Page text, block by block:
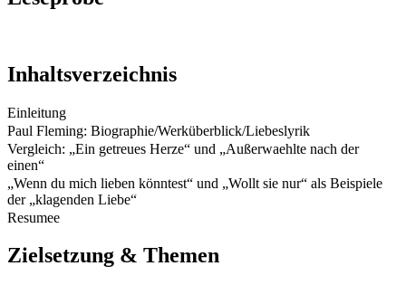
Inhaltsverzeichnis
Einleitung
Paul Fleming: Biographie/Werküberblick/Liebeslyrik
Vergleich: „Ein getreues Herze“ und „Außerwaehlte nach der
einen“
„Wenn du mich lieben könntest“ und „Wollt sie nur“ als Beispiele
der „klagenden Liebe“
Resumee
Zielsetzung & Themen